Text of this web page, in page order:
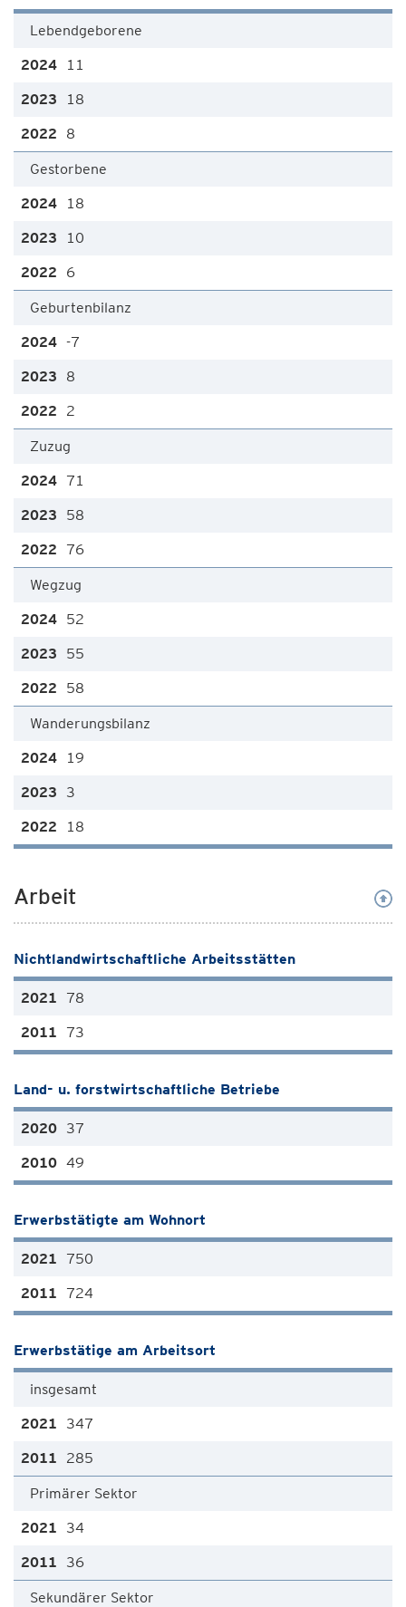
Lebendgeborene
11
18
8
Gestorbene
18
10
6
Geburtenbilanz
-7
8
2
Zuzug
71
58
76
Wegzug
52
55
58
Wanderungsbilanz
19
3
18
Arbeit
Nichtlandwirtschaftliche Arbeitsstätten
78
73
Land- u. forstwirtschaftliche Betriebe
37
49
Erwerbstätigte am Wohnort
750
724
Erwerbstätige am Arbeitsort
insgesamt
347
285
Primärer Sektor
34
36
Sekundärer Sektor